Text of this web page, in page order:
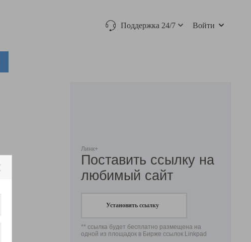
Поддержка 24/7 Войти
Линк+
Поставить ссылку на
любимый сайт
Установить ссылку
** ссылка будет бесплатно размещена на
одной из площадок в Бирже ссылок Linkpad